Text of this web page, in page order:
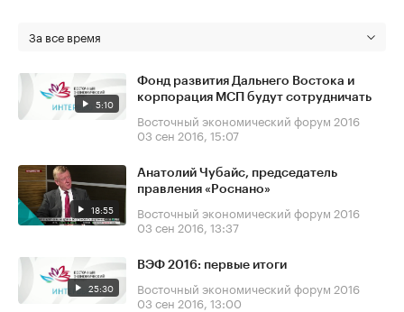
За все время
5:10
Фонд развития Дальнего Востока и
корпорация МСП будут сотрудничать
Восточный экономический форум 2016
03 сен 2016, 15:07
18:55
Анатолий Чубайс, председатель
правления «Роснано»
Восточный экономический форум 2016
03 сен 2016, 13:37
25:30
ВЭФ 2016: первые итоги
Восточный экономический форум 2016
03 сен 2016, 13:00